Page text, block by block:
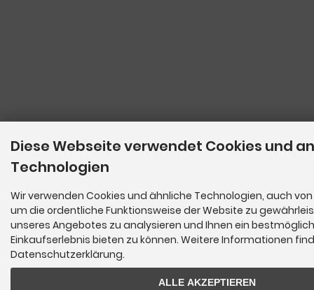
Diese Webseite verwendet Cookies und
Technologien
Wir verwenden Cookies und ähnliche Technologien, auch
um die ordentliche Funktionsweise der Website zu
unseres Angebotes zu analysieren und Ihnen ein
Einkaufserlebnis bieten zu können. Weitere Informationen
Datenschutzerklärung.
ALLE AKZEPTIEREN